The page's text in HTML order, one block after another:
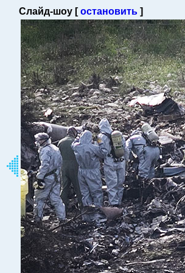
Слайд-шоу [остановить]